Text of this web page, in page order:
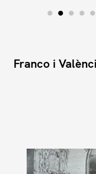
controlades canten
Franco i